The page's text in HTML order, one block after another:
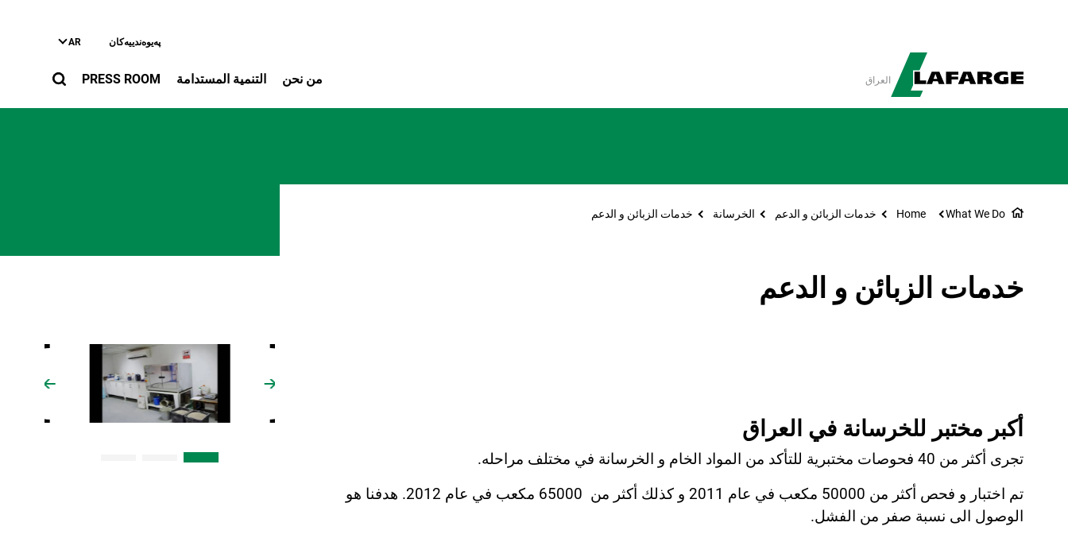
العراق
په‌یوه‌ندییه‌کان AR
من نحن التنمية المستدامة PRESS ROOM
Home What We Do خدمات الزبائن و الدعم الخرسانة خدمات الزبائن و الدعم
خدمات الزبائن و الدعم
أكبر مختبر للخرسانة في العراق
تجرى أكثر من 40 فحوصات مختبرية للتأكد من المواد الخام و الخرسانة في مختلف مراحله.
تم اختبار و فحص أكثر من 50000 مكعب في عام 2011 و كذلك أكثر من 65000 مكعب في عام 2012. هدفنا هو
الوصول الى نسبة صفر من الفشل.